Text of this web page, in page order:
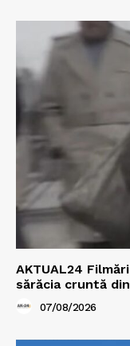
AKTUAL24
sărăcia cruntă
07/08/2026